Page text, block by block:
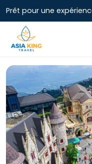
Prêt pour une